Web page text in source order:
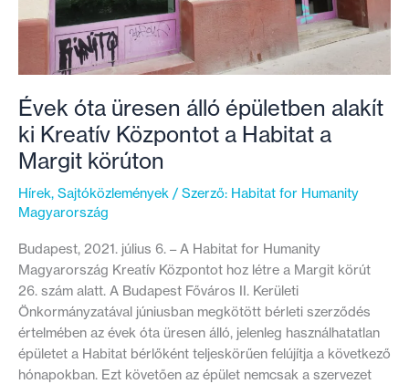
Évek óta üresen álló épületben alakít
ki Kreatív Központot a Habitat a
Margit körúton
Hírek, Sajtóközlemények / Szerző: Habitat for Humanity
Magyarország
Budapest, 2021. július 6. – A Habitat for Humanity
Magyarország Kreatív Központot hoz létre a Margit körút
26. szám alatt. A Budapest Főváros II. Kerületi
Önkormányzatával júniusban megkötött bérleti szerződés
értelmében az évek óta üresen álló, jelenleg használhatatlan
épületet a Habitat bérlőként teljeskörűen felújítja a következő
hónapokban. Ezt követően az épület nemcsak a szervezet